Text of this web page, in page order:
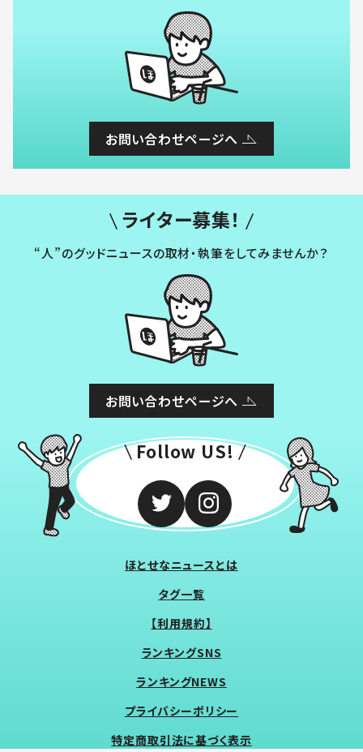
お問い合わせページへ
ライター募集！
“人”のグッドニュースの取材・執筆をしてみませんか？
お問い合わせページへ
Follow US!
ほとせなニュースとは
タグ一覧
【利用規約】
ランキングSNS
ランキングNEWS
プライバシーポリシー
特定商取引法に基づく表示